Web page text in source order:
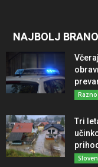
NAJBOLJ BRANO
Razno
Tri